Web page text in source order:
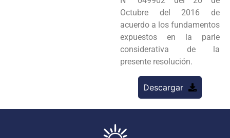
Octubre del 2016 de
acuerdo a los fundamentos
expuestos en la parle
considerativa de la
presente resolución.
Descargar